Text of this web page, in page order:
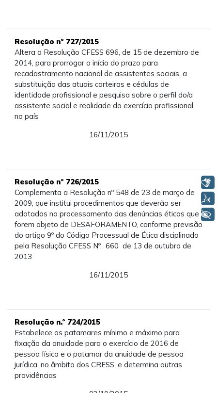
Resolução nº 727/2015
Altera a Resolução CFESS 696, de 15 de dezembro de
2014, para prorrogar o início do prazo para
recadastramento nacional de assistentes sociais, a
substituição das atuais carteiras e cédulas de
identidade profissional e pesquisa sobre o perfil do/a
assistente social e realidade do exercício profissional
no país
16/11/2015
Resolução nº 726/2015
Complementa a Resolução nº 548 de 23 de março de
2009, que institui procedimentos que deverão ser
adotados no processamento das denúncias éticas que
forem objeto de DESAFORAMENTO, conforme previsão
do artigo 9º do Código Processual de Ética disciplinado
pela Resolução CFESS Nº. 660 de 13 de outubro de
2013
16/11/2015
Resolução n.º 724/2015
Estabelece os patamares mínimo e máximo para
fixação da anuidade para o exercício de 2016 de
pessoa física e o patamar da anuidade de pessoa
jurídica, no âmbito dos CRESS, e determina outras
providências
Voz
+ Acessibilidade